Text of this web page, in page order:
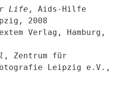
Life , Aids-Hilfe
Verlag, Hamburg,
, Zentrum für
Leipzig e.V.,